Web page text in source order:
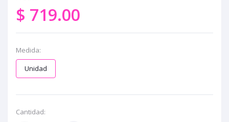
$ 719.00
Medida:
Unidad
Cantidad: